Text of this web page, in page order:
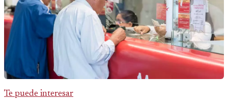
Te puede interesar